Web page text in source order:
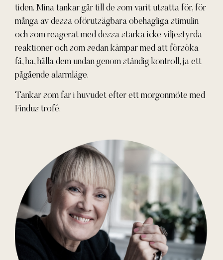
tiden. Mina tankar går till de som varit utsatta för, för
många av dessa oförutsägbara obehagliga stimulin
och som reagerat med dessa starka icke viljestyrda
reaktioner och som sedan kämpar med att försöka
få, ha, hålla dem undan genom ständig kontroll, ja ett
pågående alarmläge.
Tankar som far i huvudet efter ett morgonmöte med
Findus trofé.